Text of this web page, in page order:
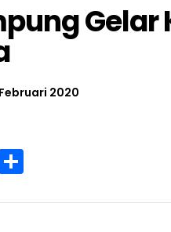
2020
WhatsApp